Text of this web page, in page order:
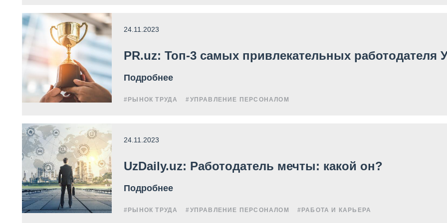
24.11.2023
PR.uz: Топ-3 самых привлекательных работодателя
Подробнее
#РЫНОК ТРУДА #УПРАВЛЕНИЕ ПЕРСОНАЛОМ
24.11.2023
UzDaily.uz: Работодатель мечты: какой он?
Подробнее
#РЫНОК ТРУДА #УПРАВЛЕНИЕ ПЕРСОНАЛОМ #РАБОТА И КАРЬЕРА